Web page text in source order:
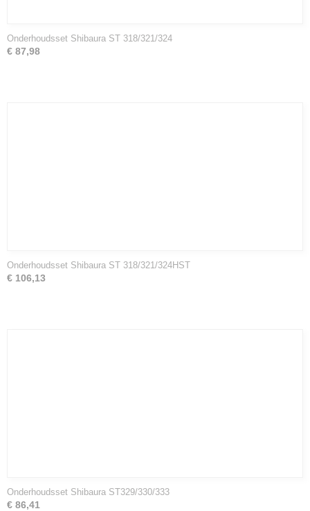
Onderhoudsset Shibaura ST 318/321/324
€ 87,98
Onderhoudsset Shibaura ST 318/321/324HST
€ 106,13
Onderhoudsset Shibaura ST329/330/333
€ 86,41